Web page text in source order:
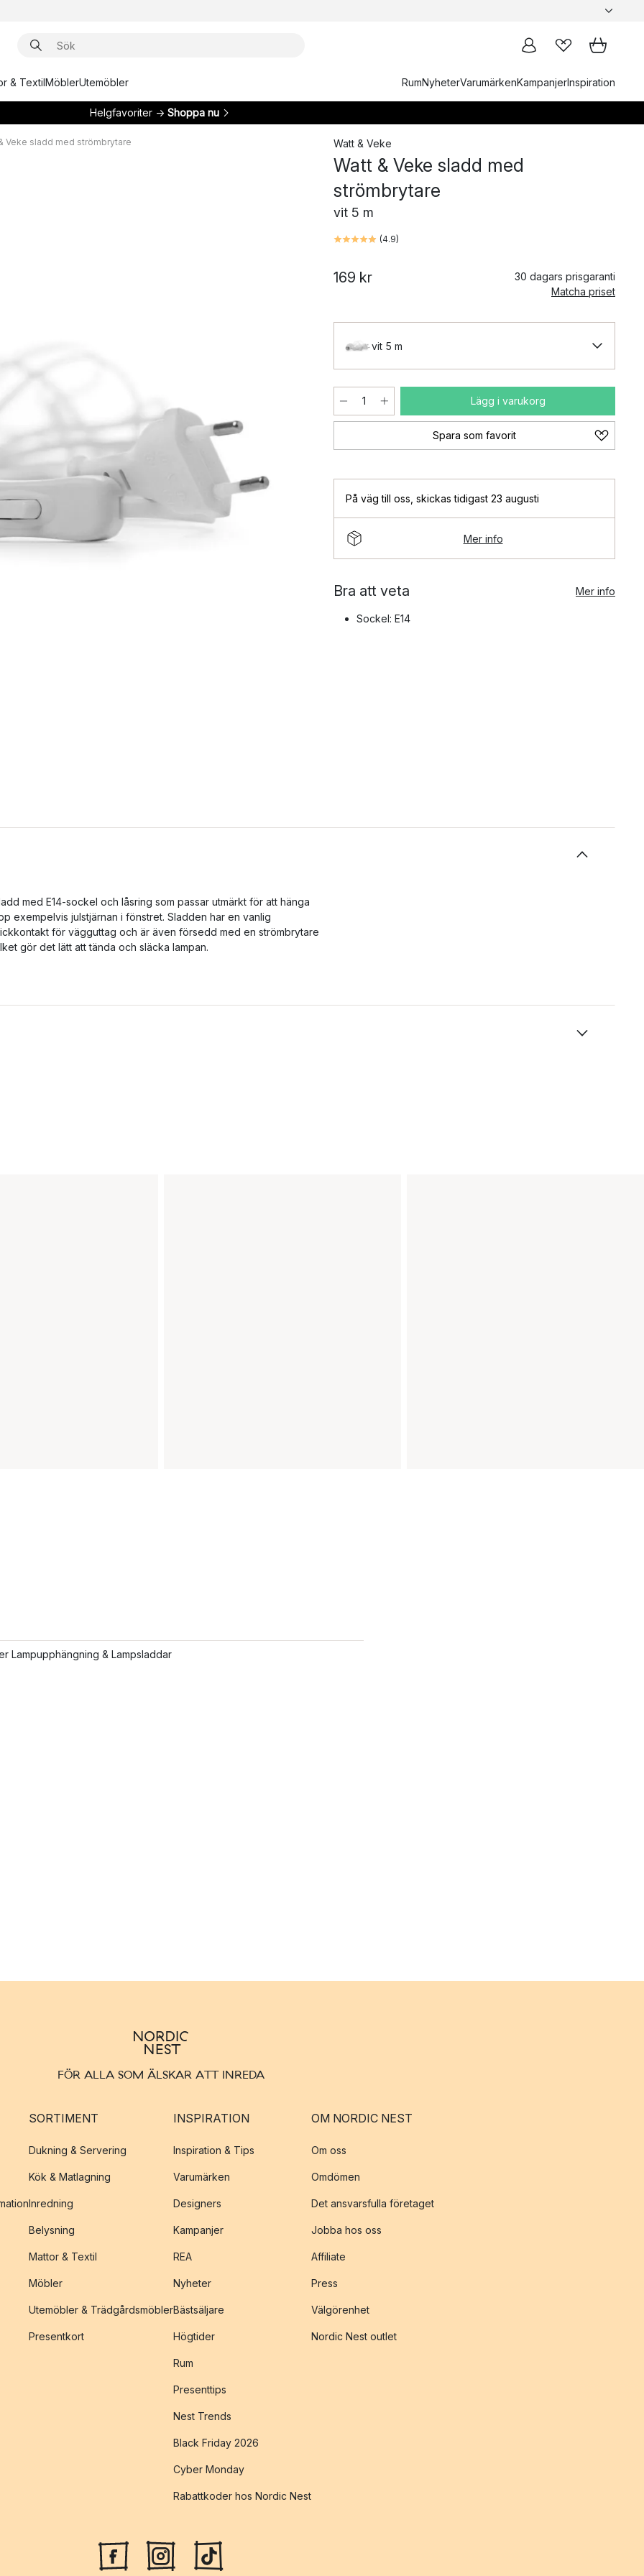
& TextilMöblerUtemöbler RumNyheterVarumärkenKampanjerInspiration
Helgfavoriter → Shoppa nu
Veke sladd med strömbrytare Watt & Veke
Watt & Veke sladd med
strömbrytare
vit 5 m
(4.9)
169 kr
30 dagars prisgaranti
Matcha priset
vit 5 m
Lägg i varukorg
Spara som favorit
På väg till oss skickas tidigast 23 augusti
Mer info
Bra att veta Mer info
Sockel: E14
med E14-sockel och låsring som passar utmärkt för att hänga
exempelvis julstjärnan i fönstret. Sladden har en vanlig
för vägguttag och är även försedd med en strömbrytare
gör det lätt att tända och släcka lampan.
Lampupphängning & Lampsladdar
FÖR ALLA SOM ÄLSKAR ATT INREDA
SORTIMENT
Dukning & Servering
Kök & Matlagning
Inredning
Belysning
Mattor & Textil
Möbler
Utemöbler & Trädgårdsmöbler
Presentkort
INSPIRATION
Inspiration & Tips
Varumärken
Designers
Kampanjer
REA
Nyheter
Bästsäljare
Högtider
Rum
Presenttips
Nest Trends
Black Friday 2026
Cyber Monday
Rabattkoder hos Nordic Nest
OM NORDIC NEST
Om oss
Omdömen
Det ansvarsfulla företaget
Jobba hos oss
Affiliate
Press
Välgörenhet
Nordic Nest outlet